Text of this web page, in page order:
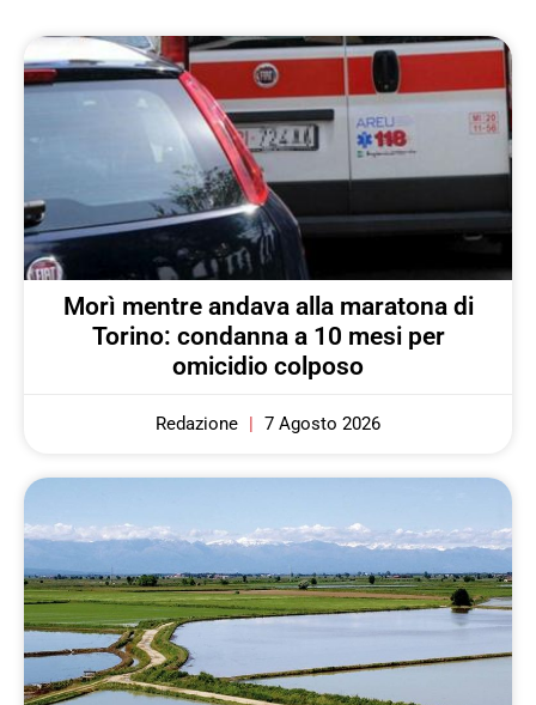
Morì mentre andava alla maratona di
Torino: condanna a 10 mesi per
omicidio colposo
Redazione 7 Agosto 2026